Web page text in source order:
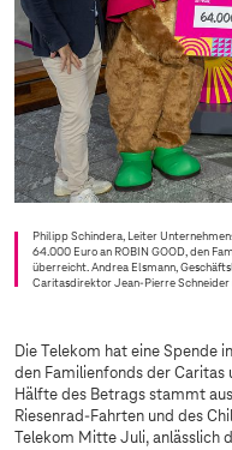
Philipp Schindera, Leiter
64.000 Euro an ROBIN GOOD, den
überreicht. Andrea Elsmann,
Caritasdirektor Jean-Pierre Schneider
Die Telekom hat eine Spende
den Familienfonds der Caritas
Hälfte des Betrags stammt
Riesenrad-Fahrten und des
Telekom Mitte Juli, anlässlich